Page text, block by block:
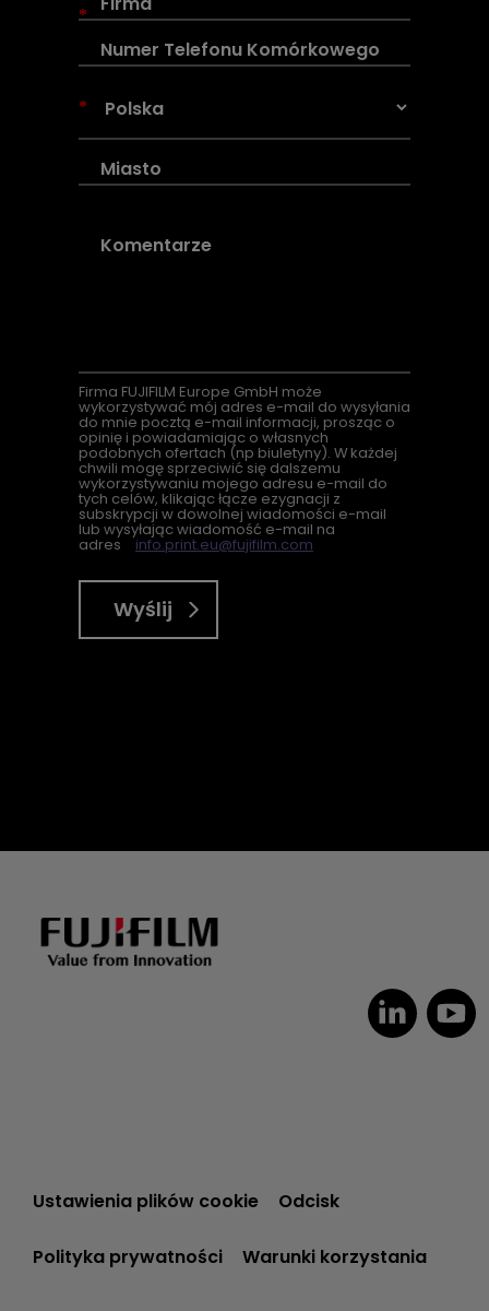
*
*
Firma FUJIFILM Europe GmbH może
wykorzystywać mój adres e-mail do wysyłania
do mnie pocztą e-mail informacji, prosząc o
opinię i powiadamiając o własnych
podobnych ofertach (np biuletyny). W każdej
chwili mogę sprzeciwić się dalszemu
wykorzystywaniu mojego adresu e-mail do
tych celów, klikając łącze ezygnacji z
subskrypcji w dowolnej wiadomości e-mail
lub wysyłając wiadomość e-mail na
adres info.print.eu@fujifilm.com
Wyślij
Ustawienia plików cookie Odcisk
Polityka prywatności Warunki korzystania